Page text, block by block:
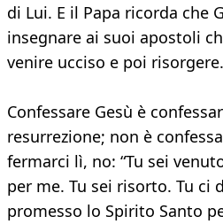
di Lui. E il Papa ricorda che
insegnare ai suoi apostoli
venire ucciso e poi risorgere.
Confessare Gesù è
resurrezione; non è
fermarci lì, no: “Tu sei
per me. Tu sei risorto. Tu ci
promesso lo Spirito Santo